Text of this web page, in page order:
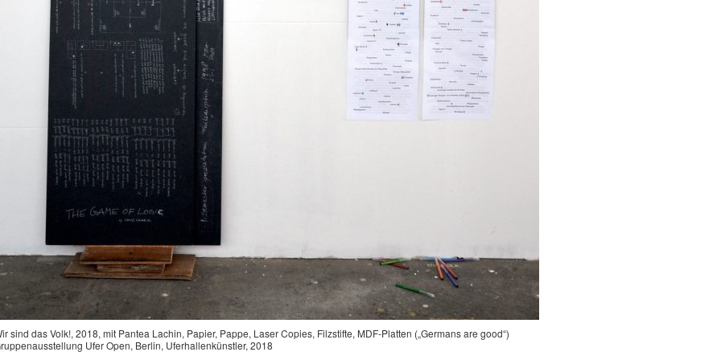
sind das Volk!, 2018, mit Pantea Lachin, Papier, Pappe, Laser Copies, Filzstifte, MDF-Platten („Germans are good“)
Ufer Open, Berlin, Uferhallenkünstler, 2018